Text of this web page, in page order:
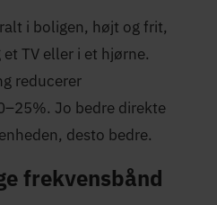
i boligen, højt og frit,
TV eller i et hjørne.
reducerer
Jo bedre direkte
desto bedre.
frekvensbånd